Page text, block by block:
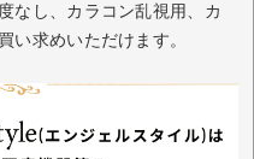
なし、カラコン乱視用、カ
い求めいただけます。